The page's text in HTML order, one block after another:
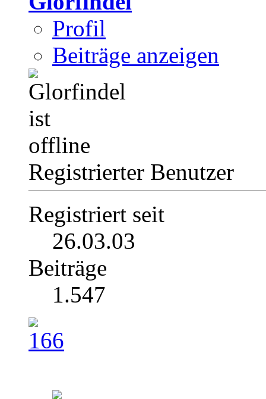
Profil
Beiträge anzeigen
Registrierter Benutzer
Registriert seit
26.03.03
Beiträge
1.547